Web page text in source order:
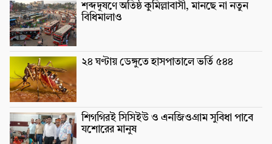
শব্দদূষণে অতিষ্ঠ কুমিল্লাবাসী, মানছে না নতুন
বিধিমালাও
২৪ ঘণ্টায় ডেঙ্গুতে হাসপাতালে ভর্তি ৫৪৪
শিগগিরই সিসিইউ ও এনজিওগ্রাম সুবিধা পাবে
যশোরের মানুষ